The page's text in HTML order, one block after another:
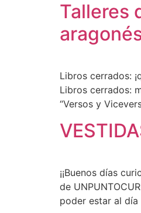
Talleres
Libros cerrados:
Libros cerrados:
“Versos y
¡¡Buenos días
de
poder estar al